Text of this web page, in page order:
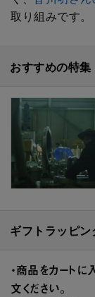
取り組みです。
おすすめの特集
ギフトラッピン
・商品をカートに
文ください。